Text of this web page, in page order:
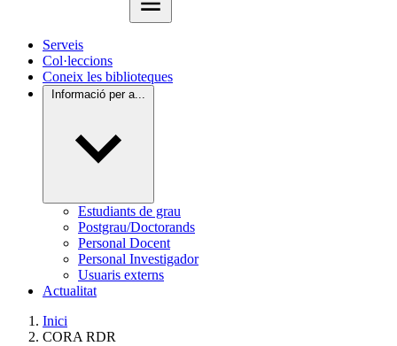
Serveis
Col·leccions
Coneix les biblioteques
Informació per a...
Estudiants de grau
Postgrau/Doctorands
Personal Docent
Personal Investigador
Usuaris externs
Actualitat
Inici
CORA RDR